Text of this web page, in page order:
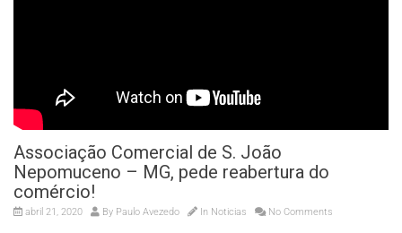
Associação Comercial de S. João
Nepomuceno – MG, pede reabertura do
comércio!
abril 21, 2020 By Paulo Avezedo In Noticias No Comments